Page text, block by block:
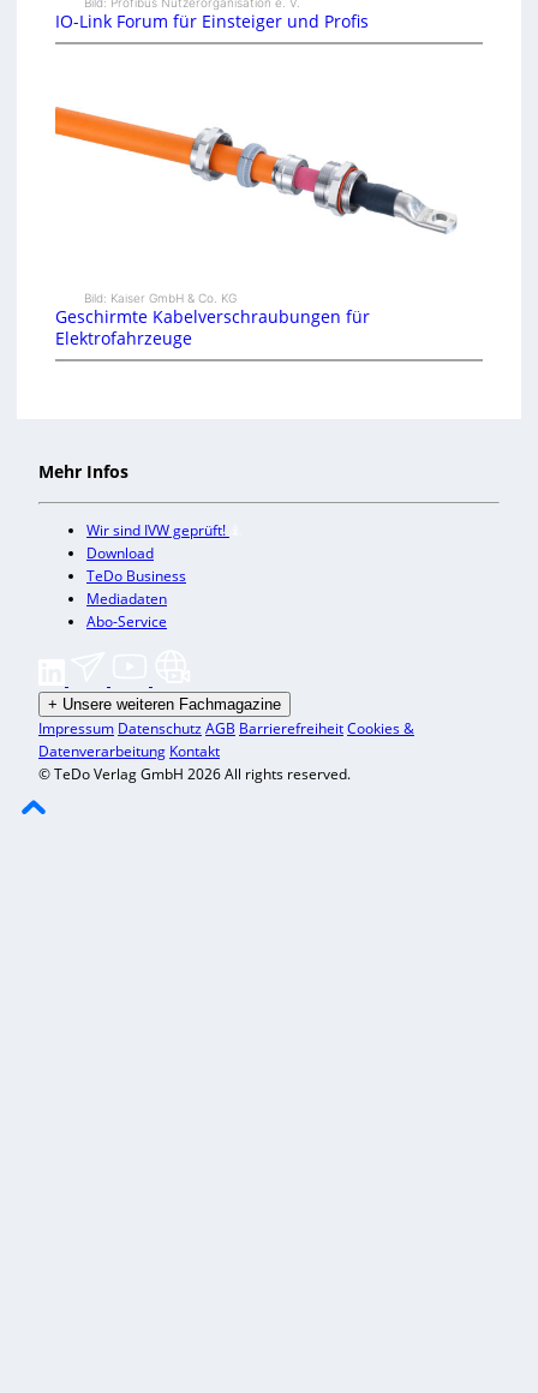
IO-Link Forum für Einsteiger und Profis
Bild: Kaiser GmbH & Co. KG
Geschirmte Kabelverschraubungen für
Elektrofahrzeuge
Mehr Infos
Wir sind IVW geprüft!
Download
TeDo Business
Mediadaten
Abo-Service
+ Unsere weiteren Fachmagazine
Impressum DatenschutzAGB BarrierefreiheitCookies &
Datenverarbeitung Kontakt
© TeDo Verlag GmbH 2026 All rights reserved.